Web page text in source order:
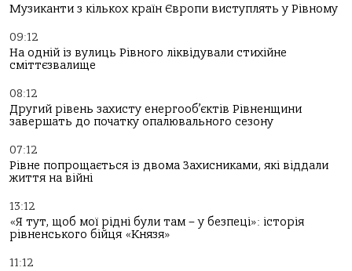
Музиканти з кількох країн Європи виступлять у Рівному
09:12
На одній із вулиць Рівного ліквідували стихійне
сміттєзвалище
08:12
Другий рівень захисту енергооб’єктів Рівненщини
завершать до початку опалювального сезону
07:12
Рівне попрощається із двома Захисниками, які віддали
життя на війні
13:12
«Я тут, щоб мої рідні були там – у безпеці»: історія
рівненського бійця «Князя»
11:12